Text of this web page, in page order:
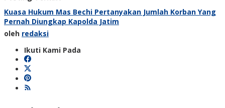
Kuasa Hukum Mas Bechi Pertanyakan Jumlah Korban Yang
Pernah Diungkap Kapolda Jatim
oleh redaksi
Ikuti Kami Pada